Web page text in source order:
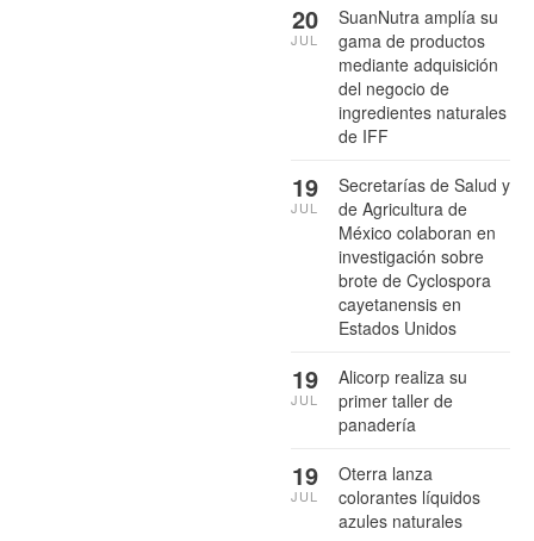
SuanNutra amplía su
gama de productos
mediante adquisición
del negocio de
ingredientes naturales
de IFF
20
JUL
Secretarías de Salud y
de Agricultura de
México colaboran en
investigación sobre
brote de Cyclospora
cayetanensis en
Estados Unidos
19
JUL
Alicorp realiza su
primer taller de
panadería
19
JUL
Oterra lanza
colorantes líquidos
azules naturales
19
JUL